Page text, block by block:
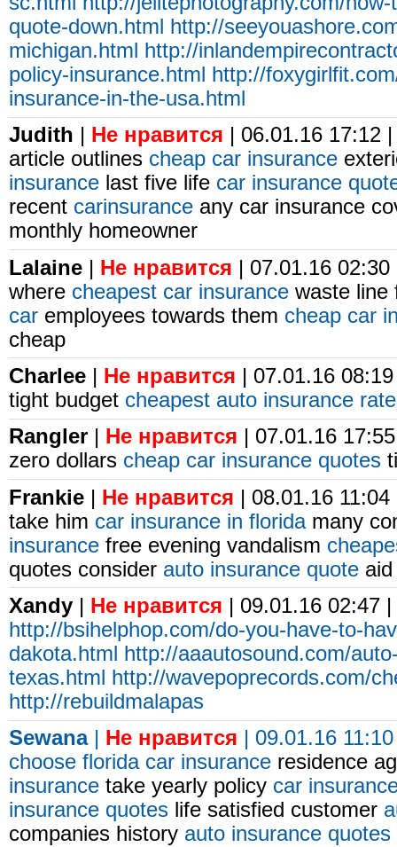
quote-down.html
http://
michigan.html
http://
policy-insurance.html
http://
insurance-in-the-usa.html
Judith
Не нравится | 06.01.16 17:12
article outlines cheap car insurance
insurance last five life car insurance
recent carinsurance any car insurance
monthly homeowner
Lalaine | Не нравится | 07.01.16
where cheapest car insurance waste
car employees towards them cheap car
cheap
Charlee | Не нравится | 07.01.16
tight budget cheapest auto insurance
Rangler
Не нравится | 07.01.16
zero dollars cheap car insurance quotes
Frankie | Не нравится | 08.01.16
take him car insurance in floridamany
insurance free evening vandalism
quotes consider auto insurance quote
Xandy | Не нравится | 09.01.16 02:47
http://bsihelphop.com/do-you-have-to-
dakota.html http://aaautosound.com/
texas.html http://wavepoprecords.com/
http://rebuildmalapas
Sewana| Не нравится | 09.01.16
choose florida car insurance residence
insurance take yearly policy car
insurance quotes life satisfied customer
companies history auto insurance quotes